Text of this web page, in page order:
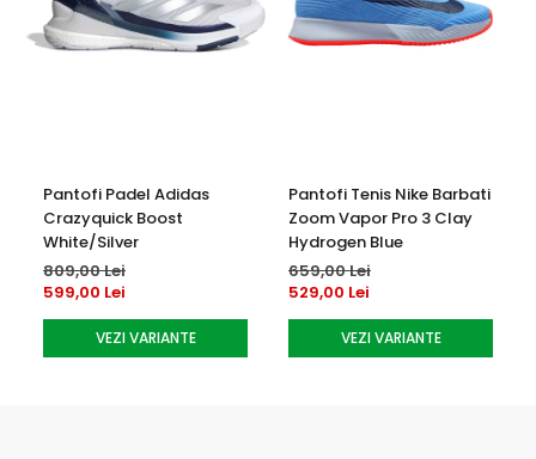
Pantofi Padel Adidas
Crazyquick Boost
White/Silver
809,00 Lei
599,00 Lei
VEZI VARIANTE
Pantofi Tenis Nike Barbati
Zoom Vapor Pro 3 Clay
Hydrogen Blue
659,00 Lei
529,00 Lei
VEZI VARIANTE